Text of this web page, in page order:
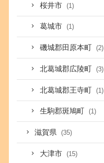
桜井市 (1)
葛城市 (1)
磯城郡田原本町 (2)
北葛城郡広陵町 (3)
北葛城郡王寺町 (1)
生駒郡斑鳩町 (1)
滋賀県 (35)
大津市 (15)